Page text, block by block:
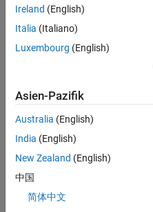
oder
alle
Stellenangebote
anzeigen .
noch
keine
offenen
Stellen
können,
die
Ireland (English)
Italia (Italiano)
Luxembourg (English)
Asien-Pazifik
Australia (English)
India (English)
New Zealand (English)
中国
简体中文